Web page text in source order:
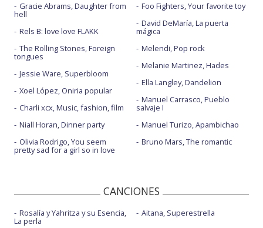
Gracie Abrams, Daughter from
hell
Rels B: love love FLAKK
The Rolling Stones, Foreign
tongues
Jessie Ware, Superbloom
Xoel López, Oniria popular
Charli xcx, Music, fashion, film
Niall Horan, Dinner party
Olivia Rodrigo, You seem
pretty sad for a girl so in love
Foo Fighters, Your favorite toy
David DeMaría, La puerta
mágica
Melendi, Pop rock
Melanie Martinez, Hades
Ella Langley, Dandelion
Manuel Carrasco, Pueblo
salvaje I
Manuel Turizo, Apambichao
Bruno Mars, The romantic
CANCIONES
Rosalía y Yahritza y su Esencia,
La perla
Aitana, Superestrella